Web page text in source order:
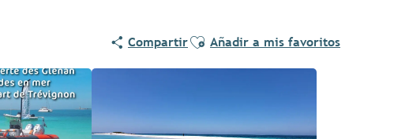
CompartirAjouter aux favoris
Añadir a mis favoritos